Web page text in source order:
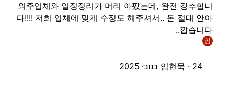
외주업체와 일정정리가 머리 아팠는데, 완전 강추합
다!!!! 저희 업체에 맞게 수정도 해주셔서.. 돈 절대 안
깝습니다
임현묵 ·